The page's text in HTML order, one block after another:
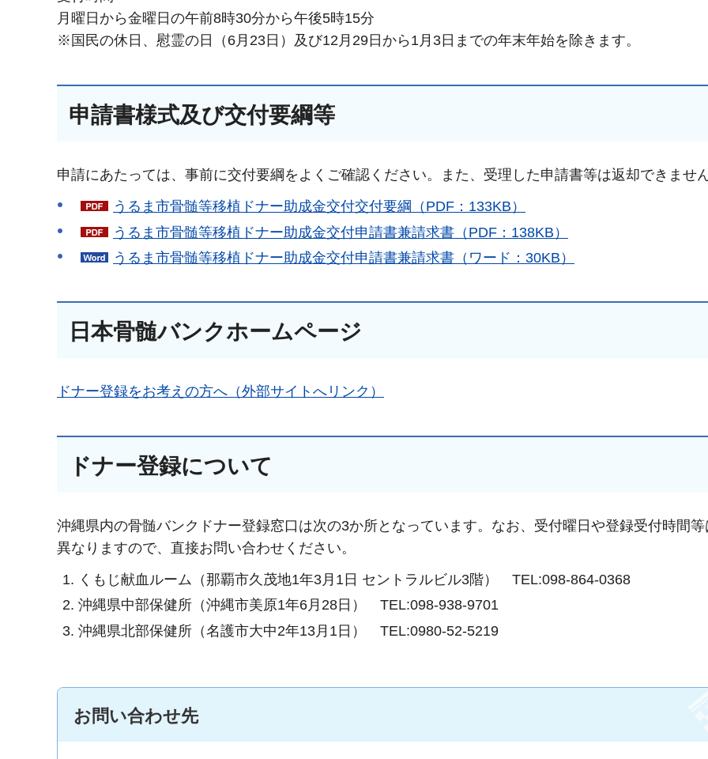
月曜日から金曜日の午前8時30分から午後5時15分
※国民の休日、慰霊の日（6月23日）及び12月29日から1月3日までの年末年始を除きます。
申請書様式及び交付要綱等
申請にあたっては、事前に交付要綱をよくご確認ください。また、受理した申請書等は返却できませ
うるま市骨髄等移植ドナー助成金交付交付要綱（PDF：133KB）
うるま市骨髄等移植ドナー助成金交付申請書兼請求書（PDF：138KB）
うるま市骨髄等移植ドナー助成金交付申請書兼請求書（ワード：30KB）
日本骨髄バンクホームページ
ドナー登録をお考えの方へ（外部サイトへリンク）
ドナー登録について
沖縄県内の骨髄バンクドナー登録窓口は次の3か所となっています。なお、受付曜日や登録受付時間
異なりますので、直接お問い合わせください。
くもじ献血ルーム（那覇市久茂地1年3月1日 セントラルビル3階） TEL:098-864-0368
沖縄県中部保健所（沖縄市美原1年6月28日） TEL:098-938-9701
沖縄県北部保健所（名護市大中2年13月1日） TEL:0980-52-5219
お問い合わせ先